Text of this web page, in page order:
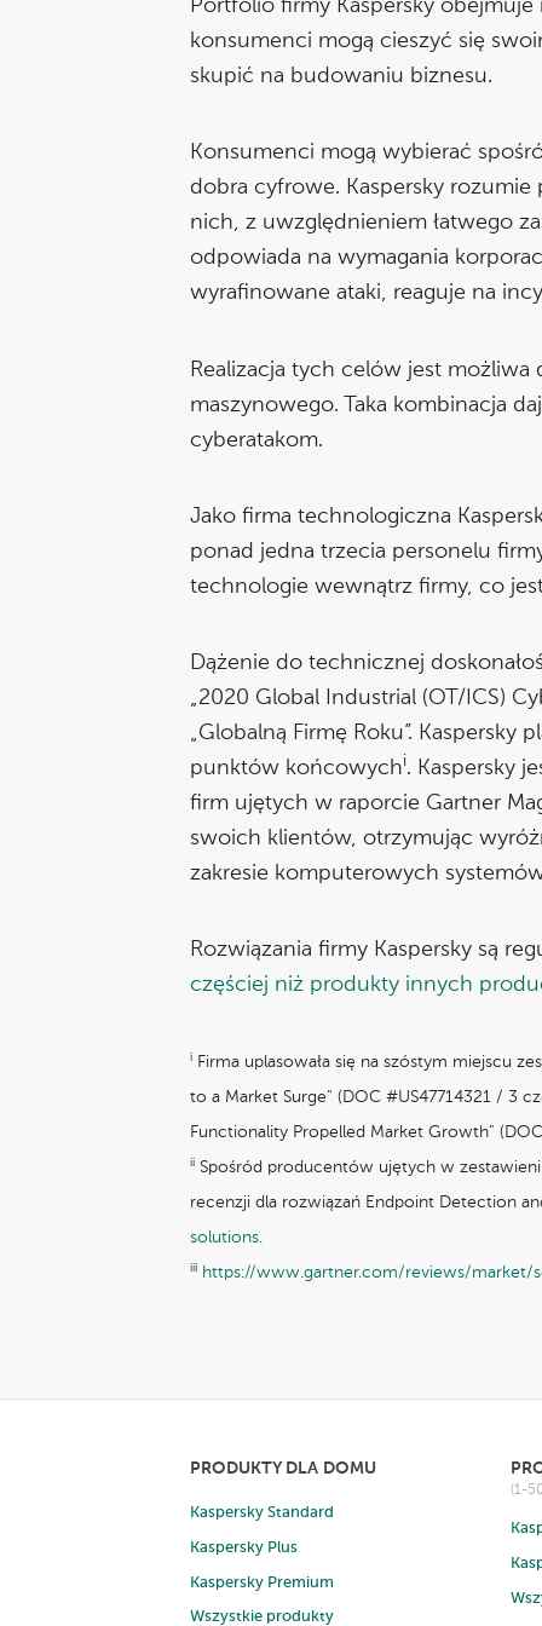
Portfolio firmy Kaspersky
konsumenci mogą cieszyć się
skupić na budowaniu biznesu.
Konsumenci mogą wybierać
dobra cyfrowe. Kaspersky
nich, z uwzględnieniem łatwego
odpowiada na wymagania
wyrafinowane ataki, reaguje na
Realizacja tych celów jest
maszynowego. Taka kombinacja
cyberatakom.
Jako firma technologiczna
ponad jedna trzecia personelu
technologie wewnątrz firmy, co
Dążenie do technicznej
„2020 Global Industrial (OT/ICS)
„Globalną Firmę Roku”.
punktów końcowychi. Kaspersky
firm ujętych w raporcie Gartner
swoich klientów, otrzymując
zakresie komputerowych
Rozwiązania firmy Kaspersky są
częściej niż produkty innych
i Firma uplasowała się na szóstym miejscu
to a Market Surge" (DOC #US47714321 / 3
Functionality Propelled Market Growth"
ii Spośród producentów ujętych w
recenzji dla rozwiązań Endpoint Detection
solutions.
iii https://www.gartner.com/reviews/market/
PRODUKTY DLA DOMU
Kaspersky Standard
Kaspersky Plus
Kaspersky Premium
Wszystkie produkty
(1-